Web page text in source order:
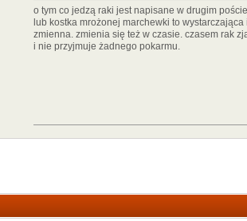
o tym co jedzą raki jest napisane w drugim
lub kostka mrożonej marchewki to
zmienna. zmienia się też w czasie. czasem rak
i nie przyjmuje żadnego pokarmu.